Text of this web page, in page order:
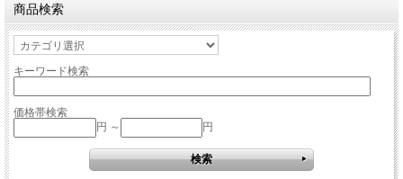
商品検索
キーワード検索
価格帯検索
円 ～
円